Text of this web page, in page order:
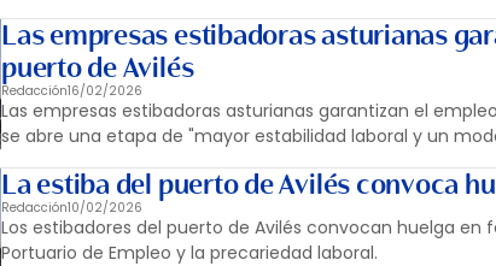
Las empresas estibadoras asturianas
puerto de Avilés
Redacción16/02/2026
Las empresas estibadoras asturianas garantizan el
se abre una etapa de "mayor estabilidad laboral y un
La estiba del puerto de Avilés convoca
Redacción10/02/2026
Los estibadores del puerto de Avilés convocan huelga
Portuario de Empleo y la precariedad laboral.